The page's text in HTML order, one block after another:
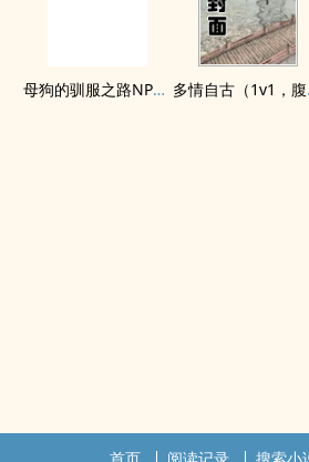
母狗的驯服之路NP（强制爱） 多